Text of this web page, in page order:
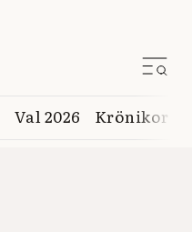
Val 2026 Krönikor